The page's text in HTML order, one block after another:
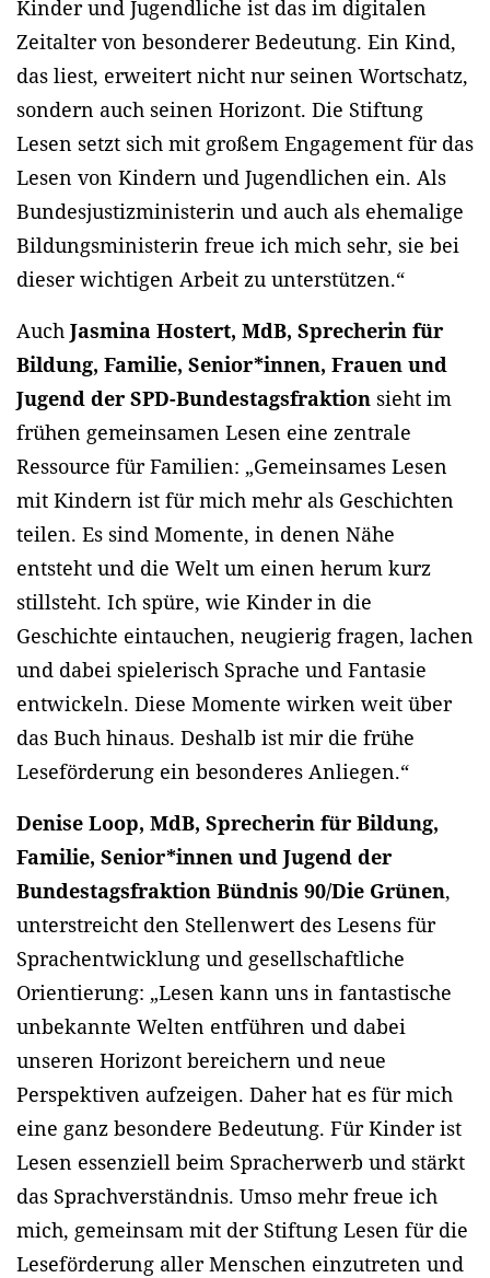
Kinder und Jugendliche ist das im digitalen
Zeitalter von besonderer Bedeutung. Ein Kind,
das liest, erweitert nicht nur seinen Wortschatz,
sondern auch seinen Horizont. Die Stiftung
Lesen setzt sich mit großem Engagement für das
Lesen von Kindern und Jugendlichen ein. Als
Bundesjustizministerin und auch als ehemalige
Bildungsministerin freue ich mich sehr, sie bei
dieser wichtigen Arbeit zu unterstützen.“
Auch Jasmina Hostert, MdB, Sprecherin für
Bildung, Familie, Senior*innen, Frauen und
Jugend der SPD-Bundestagsfraktion sieht im
frühen gemeinsamen Lesen eine zentrale
Ressource für Familien: „Gemeinsames Lesen
mit Kindern ist für mich mehr als Geschichten
teilen. Es sind Momente, in denen Nähe
entsteht und die Welt um einen herum kurz
stillsteht. Ich spüre, wie Kinder in die
Geschichte eintauchen, neugierig fragen, lachen
und dabei spielerisch Sprache und Fantasie
entwickeln. Diese Momente wirken weit über
das Buch hinaus. Deshalb ist mir die frühe
Leseförderung ein besonderes Anliegen.“
Denise Loop, MdB, Sprecherin für Bildung,
Familie, Senior*innen und Jugend der
Bundestagsfraktion Bündnis 90/Die Grünen,
unterstreicht den Stellenwert des Lesens für
Sprachentwicklung und gesellschaftliche
Orientierung: „Lesen kann uns in fantastische
unbekannte Welten entführen und dabei
unseren Horizont bereichern und neue
Perspektiven aufzeigen. Daher hat es für mich
eine ganz besondere Bedeutung. Für Kinder ist
Lesen essenziell beim Spracherwerb und stärkt
das Sprachverständnis. Umso mehr freue ich
mich, gemeinsam mit der Stiftung Lesen für die
Leseförderung aller Menschen einzutreten und